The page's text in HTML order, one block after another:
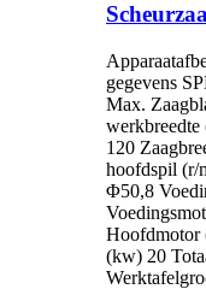
gegevens
Max.
120
hoofdspil (r/
Φ50,8
Hoofdmotor
(kw) 20